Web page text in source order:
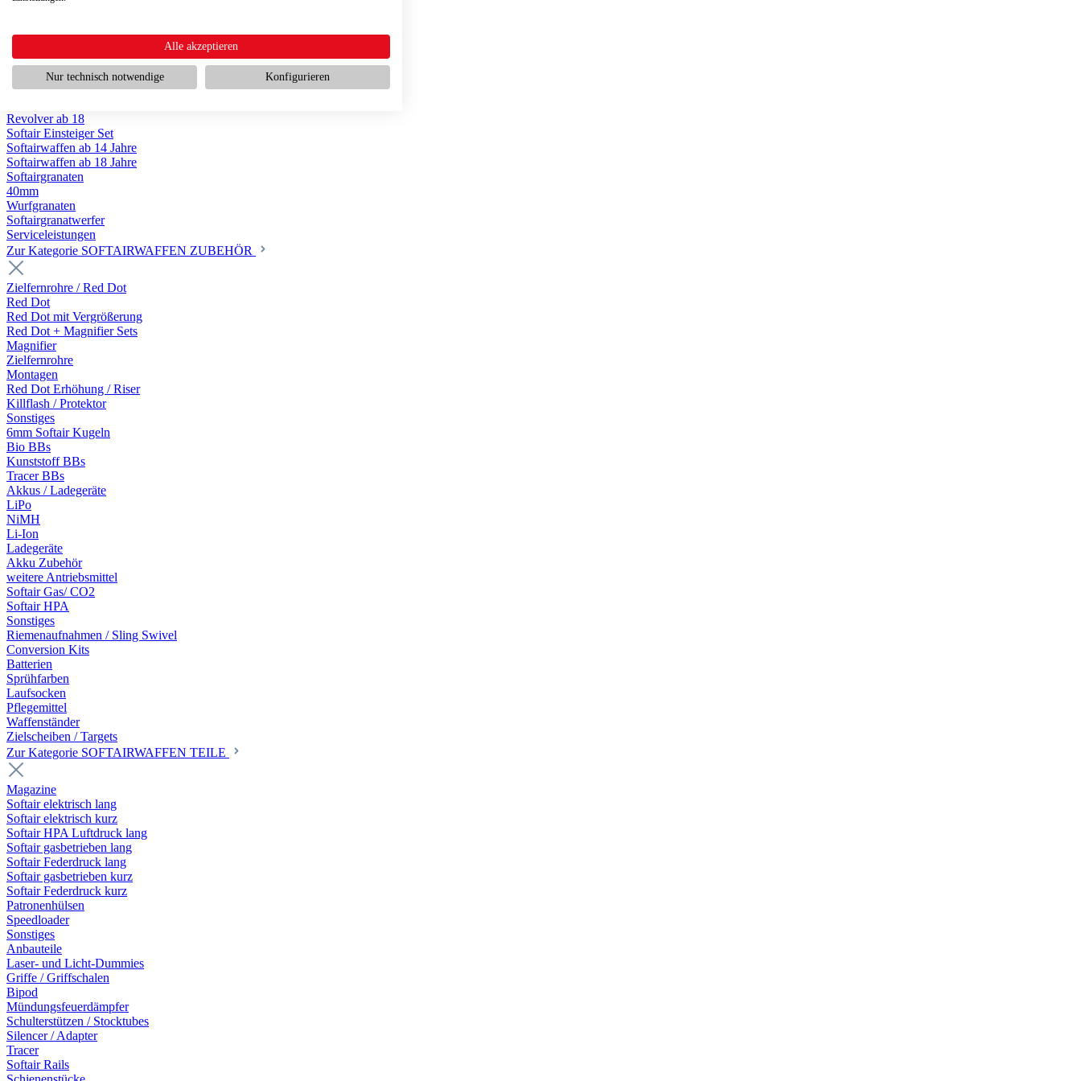
Scharfschützengewehr ab 18
Softair Pistolen
Softair Pistolen elektrisch ab 14
Softair Pistolen Federdruck ab 14
Softair Pistolen HPA Luftdruck ab 18
Revolver ab 18
Softair Einsteiger Set
Softairwaffen ab 14 Jahre
Softairwaffen ab 18 Jahre
Softairgranaten
40mm
Wurfgranaten
Softairgranatwerfer
Serviceleistungen
Zur Kategorie SOFTAIRWAFFEN ZUBEHÖR
Zielfernrohre / Red Dot
Red Dot
Red Dot mit Vergrößerung
Red Dot + Magnifier Sets
Magnifier
Zielfernrohre
Montagen
Red Dot Erhöhung / Riser
Killflash / Protektor
Sonstiges
6mm Softair Kugeln
Bio BBs
Kunststoff BBs
Tracer BBs
Akkus / Ladegeräte
LiPo
NiMH
Li-Ion
Ladegeräte
Akku Zubehör
weitere Antriebsmittel
Softair Gas/ CO2
Softair HPA
Sonstiges
Riemenaufnahmen / Sling Swivel
Conversion Kits
Batterien
Sprühfarben
Laufsocken
Pflegemittel
Waffenständer
Zielscheiben / Targets
Zur Kategorie SOFTAIRWAFFEN TEILE
Magazine
Softair elektrisch lang
Softair elektrisch kurz
Softair HPA Luftdruck lang
Softair gasbetrieben lang
Softair Federdruck lang
Softair gasbetrieben kurz
Softair Federdruck kurz
Patronenhülsen
Speedloader
Sonstiges
Anbauteile
Laser- und Licht-Dummies
Griffe / Griffschalen
Bipod
Mündungsfeuerdämpfer
Schulterstützen / Stocktubes
Silencer / Adapter
Tracer
Softair Rails
Alle akzeptieren
Nur technisch notwendige Konfigurieren